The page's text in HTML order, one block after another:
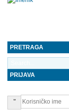
PRETRAGA
PRIJAVA